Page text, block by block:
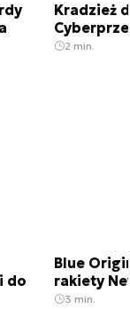
Kradzież
2 min.
do
Blue
rakiety
3 min.